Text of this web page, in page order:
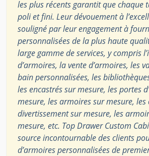
les plus récents garantit que chaque
poli et fini. Leur dévouement à
souligné par leur engagement à
personnalisées de la plus haute
large gamme de services, y compris
d’armoires, la vente d’armoires, les
bain personnalisées, les
les encastrés sur mesure, les portes
mesure, les armoires sur mesure, les
divertissement sur mesure, les
mesure, etc. Top Drawer Custom
source incontournable des clients
d’armoires personnalisées de